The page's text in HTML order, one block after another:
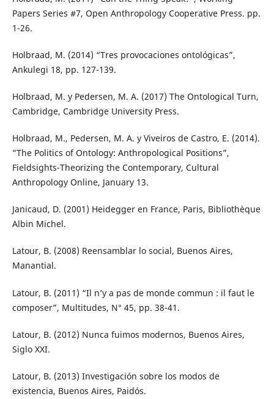
Papers Series #7, Open Anthropology Cooperative Press. pp.
1-26.
Holbraad, M. (2014) “Tres provocaciones ontológicas”,
Ankulegi 18, pp. 127-139.
Holbraad, M. y Pedersen, M. A. (2017) The Ontological Turn,
Cambridge, Cambridge University Press.
Holbraad, M., Pedersen, M. A. y Viveiros de Castro, E. (2014).
“The Politics of Ontology: Anthropological Positions”,
Fieldsights-Theorizing the Contemporary, Cultural
Anthropology Online, January 13.
Janicaud, D. (2001) Heidegger en France, Paris, Bibliothèque
Albin Michel.
Latour, B. (2008) Reensamblar lo social, Buenos Aires,
Manantial.
Latour, B. (2011) “Il n’y a pas de monde commun : il faut le
composer”, Multitudes, N° 45, pp. 38-41.
Latour, B. (2012) Nunca fuimos modernos, Buenos Aires,
Siglo XXI.
Latour, B. (2013) Investigación sobre los modos de
existencia, Buenos Aires, Paidós.